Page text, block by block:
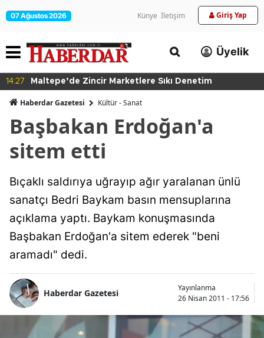
07 Ağustos 2026 Künye İletişim Giriş Yap
Üyelik
14:27 Maltepe’de Zincir Marketlere Sıkı Denetim
Haberdar Gazetesi Kültür - Sanat
Başbakan Erdoğan'a
sitem etti
Bıçaklı saldırıya uğrayıp ağır yaralanan ünlü
sanatçı Bedri Baykam basın mensuplarına
açıklama yaptı. Baykam konuşmasında
Başbakan Erdoğan'a sitem ederek "beni
aramadı" dedi.
Haberdar Gazetesi
Yayınlanma
26 Nisan 2011 - 17:56